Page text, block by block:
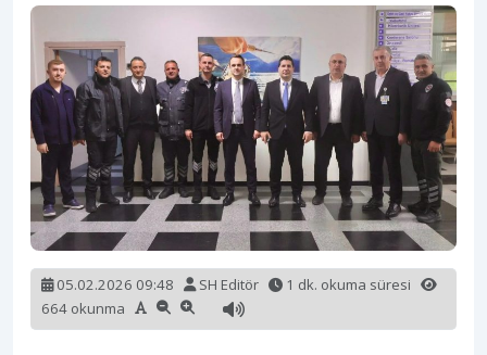
05.02.2026 09:48 SH Editör
1 dk. okuma süresi
664 okunma